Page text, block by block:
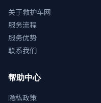
关于救护车网
服务流程
服务优势
联系我们
帮助中心
隐私政策